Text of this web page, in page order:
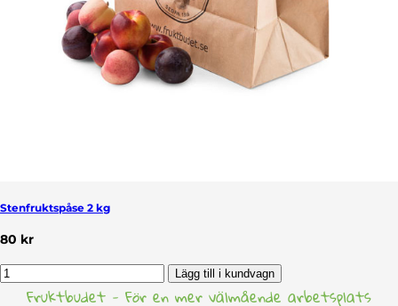
Stenfruktspåse 2 kg
80 kr
Lägg till i kundvagn
Fruktbudet - För en mer välmående arbetsplats